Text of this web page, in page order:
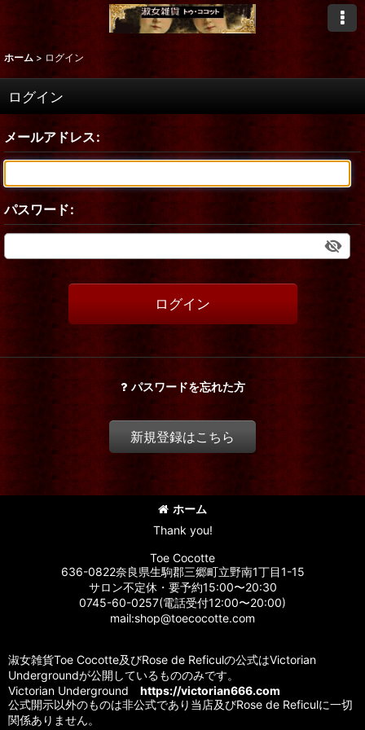
ホーム > ログイン
ログイン
メールアドレス:
パスワード:
ログイン
パスワードを忘れた方
新規登録はこちら
ホーム
Thank you!
Toe Cocotte
636-0822奈良県生駒郡三郷町立野南1丁目1-15
サロン不定休・要予約15:00〜20:30
0745-60-0257(電話受付12:00〜20:00)
mail:shop@toecocotte.com
淑女雑貨Toe Cocotte及びRose de Reficulの公式はVictorian
Undergroundが公開しているもののみです。
Victorian Underground https://victorian666.com
公式開示以外のものは非公式であり当店及びRose de Reficulに一切
関係ありません。